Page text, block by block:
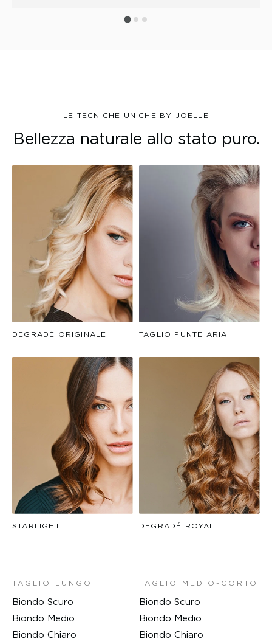
LE TECNICHE UNICHE BY JOELLE
Bellezza naturale allo stato puro.
DEGRADÉ ORIGINALE TAGLIO PUNTE ARIA
STARLIGHT DEGRADÉ ROYAL
TAGLIO LUNGO
Biondo Scuro
Biondo Medio
Biondo Chiaro
TAGLIO MEDIO-CORTO
Biondo Scuro
Biondo Medio
Biondo Chiaro